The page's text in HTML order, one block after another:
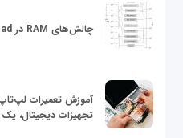
چالش‌های RAM در Workloadهای محاسباتی HPC
آموزش تعمیرات لپ‌تاپ
تجهیزات دیجیتال،